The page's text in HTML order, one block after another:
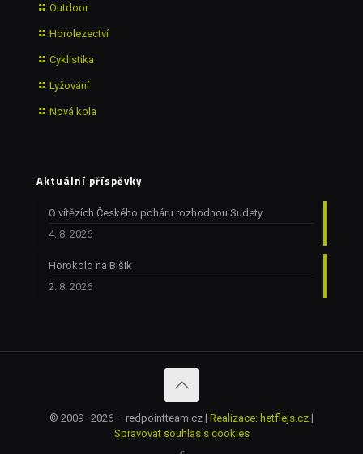
Outdoor
Horolezectví
Cyklistika
Lyžování
Nová kola
Aktuální příspěvky
O vítězích Českého poháru rozhodnou Sudety
4. 8. 2026
Horokolo na Bišík
2. 8. 2026
© 2009–2026 – redpointteam.cz | Realizace: hetflejs.cz |
Spravovat souhlas s cookies